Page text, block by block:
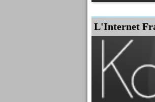
L'Internet